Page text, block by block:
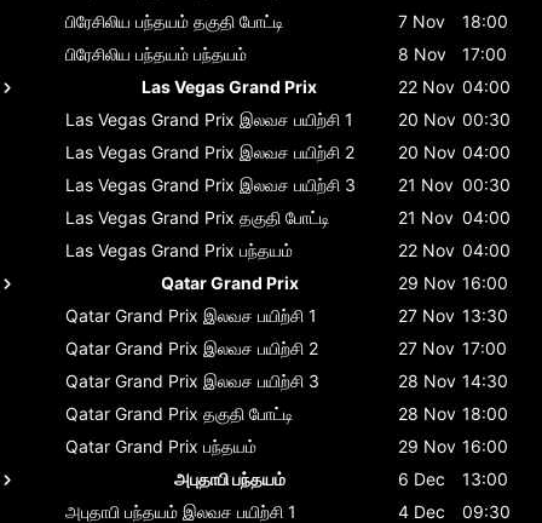
பிரேசிலிய பந்தயம் தகுதி போட்டி 7 Nov
18:00
பிரேசிலிய பந்தயம் பந்தயம் 8 Nov
17:00
Las Vegas Grand Prix
22 Nov 04:00
Las Vegas Grand Prix இலவச பயிற்சி 1 20 Nov 00:30
Las Vegas Grand Prix இலவச பயிற்சி 2 20 Nov 04:00
Las Vegas Grand Prix இலவச பயிற்சி 3 21 Nov 00:30
Las Vegas Grand Prix தகுதி போட்டி 21 Nov 04:00
Las Vegas Grand Prix பந்தயம் 22 Nov 04:00
Qatar Grand Prix
29 Nov 16:00
Qatar Grand Prix இலவச பயிற்சி 1 27 Nov 13:30
Qatar Grand Prix இலவச பயிற்சி 2 27 Nov 17:00
Qatar Grand Prix இலவச பயிற்சி 3 28 Nov 14:30
Qatar Grand Prix தகுதி போட்டி 28 Nov 18:00
Qatar Grand Prix பந்தயம் 29 Nov 16:00
அபுதாபி பந்தயம்
6 Dec
13:00
அபுதாபி பந்தயம் இலவச பயிற்சி 1 4 Dec
09:30